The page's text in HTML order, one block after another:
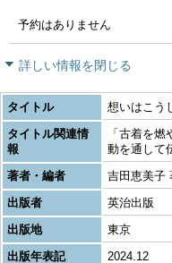
予約はありません
詳しい情報を閉じる
タイトル
想いはこう
タイトル関連情
報
「古着を
動を通して
著者・編者
吉田恵美子
出版者
英治出版
出版地
東京
出版年表記
2024.12